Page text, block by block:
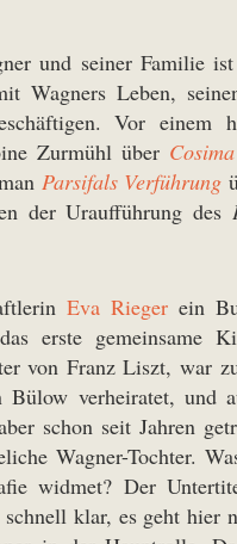
und seiner Familie
Wagners Leben,
Vor einem
Zurmühl über
Parsifals Verführung
der Uraufführung des
Eva Rieger ein
erste gemeinsame
von Franz Liszt, war
verheiratet, und
schon seit Jahren
Wagner-Tochter.
widmet? Der
klar, es geht hier